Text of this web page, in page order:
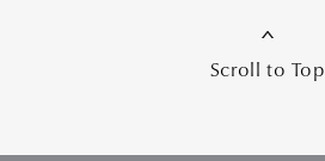
Scroll to Top